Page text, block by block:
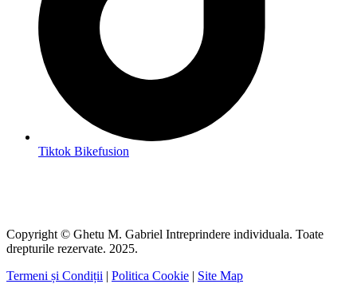
Tiktok Bikefusion
Copyright © Ghetu M. Gabriel Intreprindere individuala. Toate
drepturile rezervate. 2025.
Termeni și Condiții | Politica Cookie | Site Map